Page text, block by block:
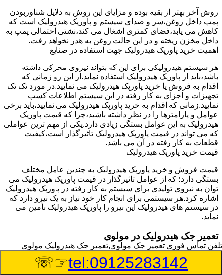
روش آخر بهتر از بقیه بوده و مزایای این روش به دلایل شناوربودن
پمپ داخل روغن،سر و صدای سیستم و پاورپک هیدرولیک است که
کاهش می یابد،فضای کمتری اشغال می کند،نشتی احتمالی پمپ به
داخل مخزن ریخته و در این حالت روغن به هدر نخواهد رفت.
اهمیت خرید پاورپک هیدرولیک جهت استفاده در صنایع
هر سیستم هیدرولیکی برای این که بتواند نیروی محرکی داشته
باشد،باید از پاورپک هیدرولیک استفاده نماید.از این رو زمانی که
اقدام به فروش یا خرید پاورپک هیدرولیک می نمایید،در مورد تک تک
تجهیزات و اجزای به کار رفته در این سیستم اطلاعات کسب
نمایید.زمانی که اقدام به خرید پاورپک هیدرولیک می نمایید،باید برخی
عوامل و پارامترها را در نظر داشته باشید،چرا که قیمت پاورپک
هیدرولیک به این عوامل بستگی زیادی دارد.یکی از مهم ترین عواملی
که می تواند در قیمت پاورپک هیدرولیک تاثیرگذار است،کیفیت
قطعات به کار رفته در آن می باشد.
قیمت خرید پاورپک هیدرولیک
قیمت فروش و خرید پاورپک هیدرولیک به چندین عامل مختلف
بستگی دارد؛ که از عوامل تاثیرگذار در قیمت پاورپک هیدرولیک می
توان به نیروی تولیدی برای سیستم به کار رفته در پاورپک هیدرولیک
اشاره کرد.هر سیستمی برای انجام کار خود نیاز به یک نیرو دارد که
در سیستم های هیدرولیک این نیرو را پاورپک هیدرولیک تأمین می
نماید.
تعمیر جک هیدرولیک در مولوی
وسیله‎ای که با عملکرد خود موجب بلند شدن اهرم و یا وزن سنگین
در یک قسمت می گردد را جک هیدرولیک می نامند.جک هیدرولیک
تلفن تماس فوری تعمیر جک مولوی,تعمیر جک هیدرولیک مولوی
tel:09125283142
☞☏